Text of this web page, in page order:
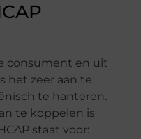
consument en uit
het zeer aan te
te hanteren.
te koppelen is
staat voor: